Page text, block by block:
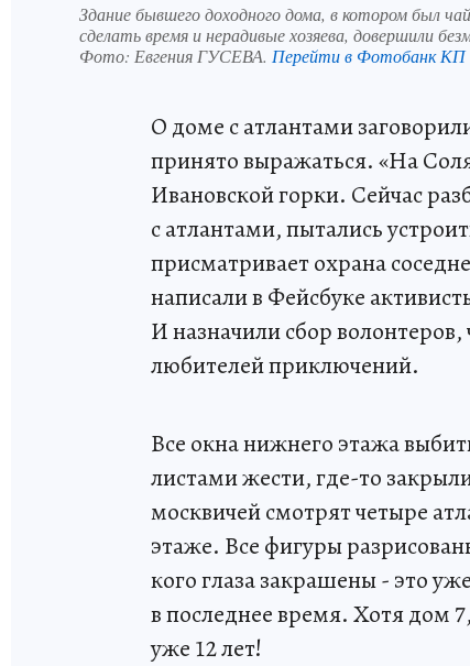
Здание бывшего доходного дома, в котором был
сделать время и нерадивые хозяева, довершили
Фото: Евгения ГУСЕВА. Перейти в Фотобанк КП
О доме с атлантами
принято выражаться. «На
Ивановской горки. Сейчас
с атлантами, пытались
присматривает охрана
написали в Фейсбуке
И назначили сбор
любителей приключений.
Все окна нижнего этажа
листами жести, где-то
москвичей смотрят четыре
этаже. Все фигуры
кого глаза закрашены - это
в последнее время. Хотя дом
уже 12 лет!